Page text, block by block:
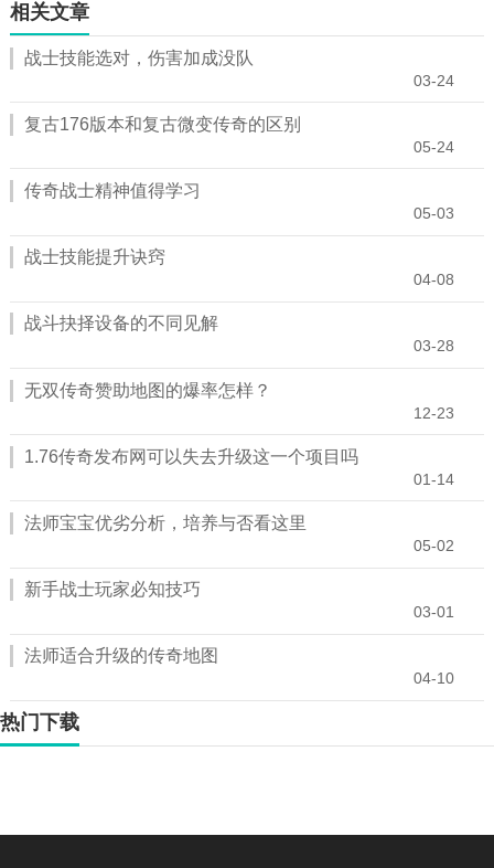
相关文章
战士技能选对，伤害加成没队
03-24
复古176版本和复古微变传奇的区别
05-24
传奇战士精神值得学习
05-03
战士技能提升诀窍
04-08
战斗抉择设备的不同见解
03-28
无双传奇赞助地图的爆率怎样？
12-23
1.76传奇发布网可以失去升级这一个项目吗
01-14
法师宝宝优劣分析，培养与否看这里
05-02
新手战士玩家必知技巧
03-01
法师适合升级的传奇地图
04-10
热门下载